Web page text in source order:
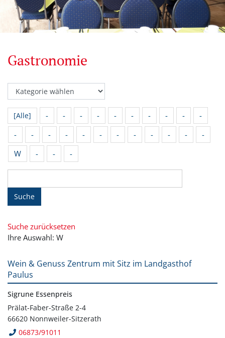
Gastronomie
[Alle] - - - - - - - - -
-
-
- - - - - - - - - -
-
W
- - -
Suche
Suche zurücksetzen
Ihre Auswahl: W
Wein & Genuss Zentrum mit Sitz im Landgasthof
Paulus
Sigrune Essenpreis
Prälat-Faber-Straße 2-4
66620 Nonnweiler-Sitzerath
06873/91011